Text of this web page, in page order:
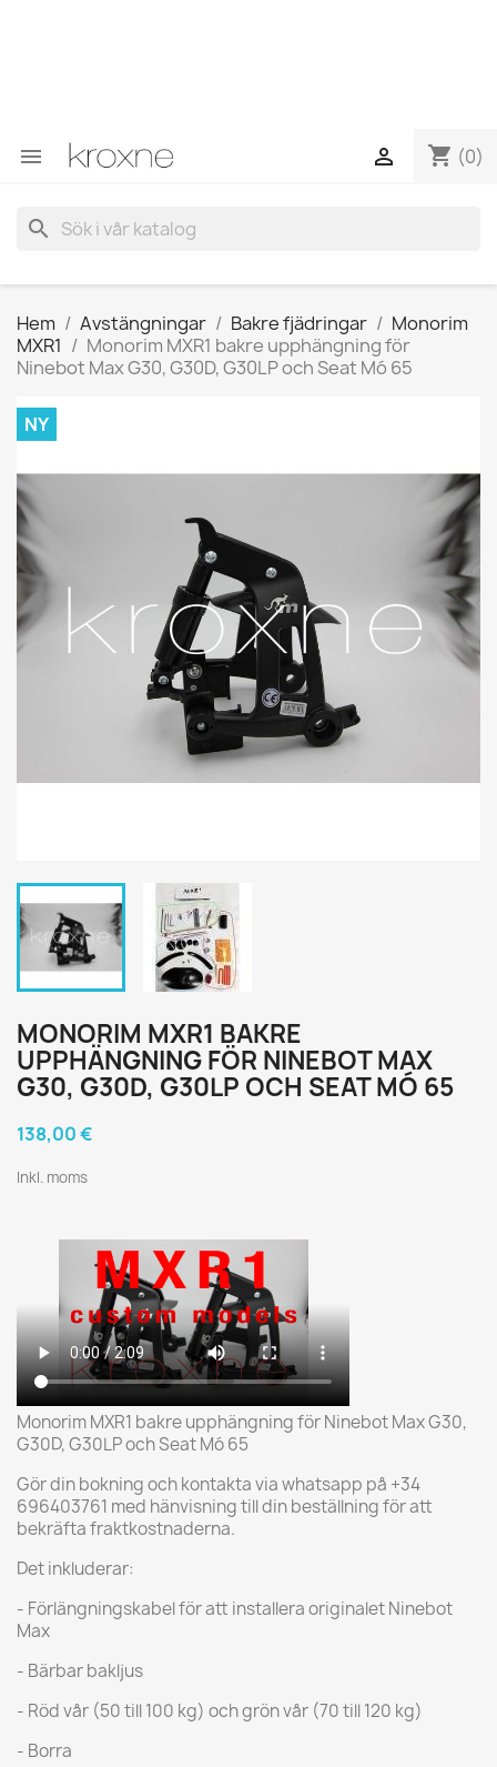
 shopping_cart (0)

search
Hem Avstängningar Bakre fjädringar
Monorim
MXR1
Monorim MXR1 bakre upphängning för
Ninebot Max G30, G30D, G30LP och Seat Mó 65
NY
MONORIM MXR1 BAKRE
UPPHÄNGNING FÖR NINEBOT MAX
G30, G30D, G30LP OCH SEAT MÓ 65
138,00 €
Inkl. moms
Monorim MXR1 bakre upphängning för Ninebot Max G30,
G30D, G30LP och Seat Mó 65
Gör din bokning och kontakta via whatsapp på +34
696403761 med hänvisning till din beställning för att
bekräfta fraktkostnaderna.
Det inkluderar:
- Förlängningskabel för att installera originalet Ninebot
Max
- Bärbar bakljus
- Röd vår (50 till 100 kg) och grön vår (70 till 120 kg)
- Borra